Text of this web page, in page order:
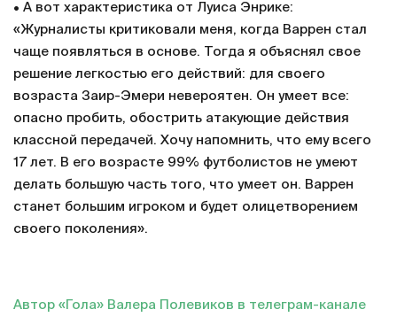
• А вот характеристика от Луиса Энрике:
«Журналисты критиковали меня, когда Варрен стал
чаще появляться в основе. Тогда я объяснял свое
решение легкостью его действий: для своего
возраста Заир-Эмери невероятен. Он умеет все:
опасно пробить, обострить атакующие действия
классной передачей. Хочу напомнить, что ему всего
17 лет. В его возрасте 99% футболистов не умеют
делать большую часть того, что умеет он. Варрен
станет большим игроком и будет олицетворением
своего поколения».
Автор «Гола» Валера Полевиков в телеграм-канале